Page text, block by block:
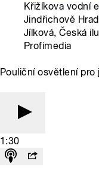
Křižíkova vodní
Jindřichově
Jílková, Česká
Profimedia
Pouliční osvětlení pro
1:30